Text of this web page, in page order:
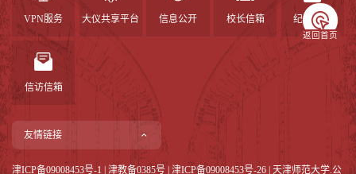
返回首页
VPN服务 大仪共享平台 信息公开 校长信箱 纪检信箱
信访信箱
友情链接
津ICP备09008453号-1 津教备0385号 | 津ICP备09008453号-26 | 天津师范大学.公